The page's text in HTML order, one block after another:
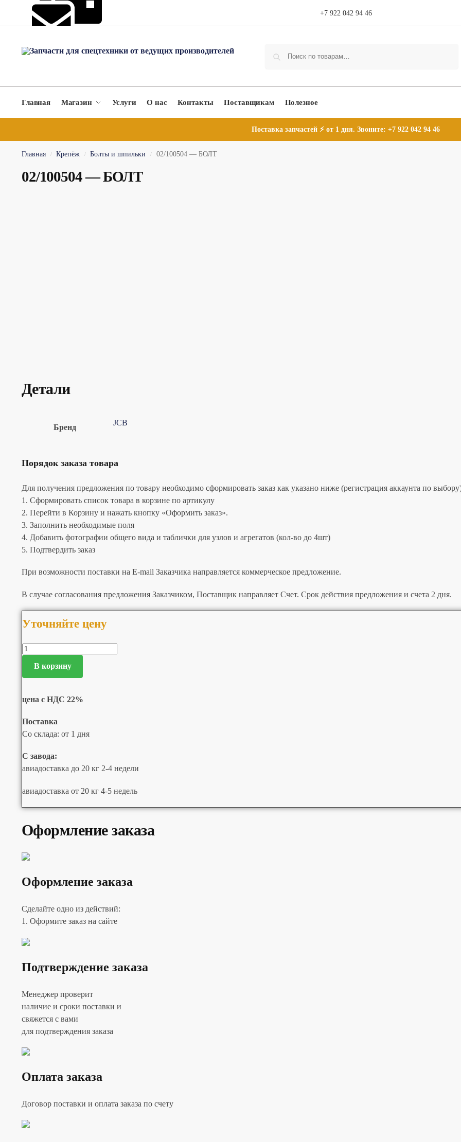
+7 922 042 94 46
Главная Магазин Услуги О нас Контакты Поставщикам Полезное
Поставка запчастей ⚡ от 1 дня. Звоните: +7 922 042 94 46
Главная / Крепёж / Болты и шпильки / 02/100504 — БОЛТ
02/100504 — БОЛТ
Детали
Бренд
JCB
Порядок заказа товара
Для получения предложения по товару необходимо сформировать заказ как указано ниже (регистрация аккаунта по
1. Сформировать список товара в корзине по артикулу
2. Перейти в Корзину и нажать кнопку «Оформить заказ».
3. Заполнить необходимые поля
4. Добавить фотографии общего вида и таблички для узлов и агрегатов (кол-во до 4шт)
5. Подтвердить заказ
При возможности поставки на E-mail Заказчика направляется коммерческое предложение.
В случае согласования предложения Заказчиком, Поставщик направляет Счет. Срок действия предложения и счета 2 дня.
Уточняйте цену
В корзину
цена с НДС 22%
Поставка
Со склада: от 1 дня
С завода:
авиадоставка до 20 кг 2-4 недели
авиадоставка от 20 кг 4-5 недель
Оформление заказа
Оформление заказа
Сделайте одно из действий:
1. Оформите заказ на сайте
Подтверждение заказа
Менеджер проверит
наличие и сроки поставки и
свяжется с вами
для подтверждения заказа
Оплата заказа
Договор поставки и оплата заказа по счету